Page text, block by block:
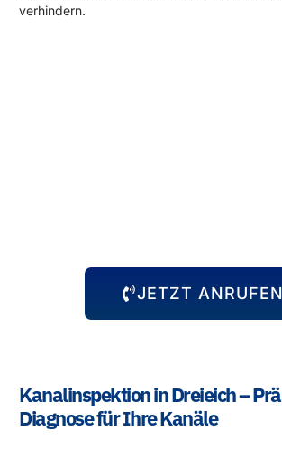
verhindern.
JETZT ANRUFEN
Kanalinspektion in Dreieich –
Diagnose für Ihre Kanäle